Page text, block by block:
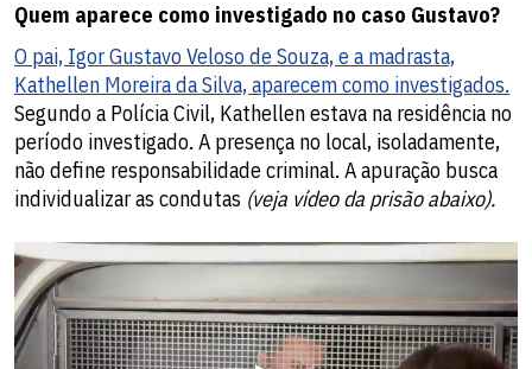
Quem aparece como investigado no caso Gustavo?
O pai, Igor Gustavo Veloso de Souza, e a madrasta,
Kathellen Moreira da Silva, aparecem como investigados.
Segundo a Polícia Civil, Kathellen estava na residência no
período investigado. A presença no local, isoladamente,
não define responsabilidade criminal. A apuração busca
individualizar as condutas (veja vídeo da prisão abaixo).